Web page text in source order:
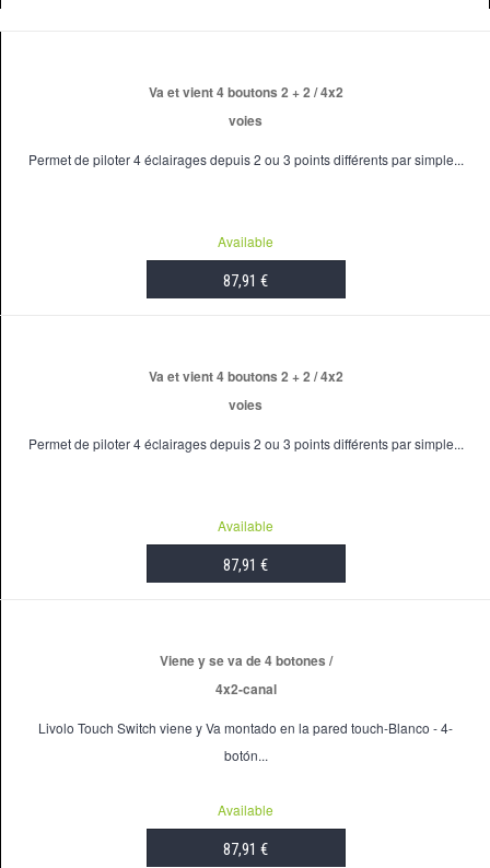
Va et vient 4 boutons 2 + 2 / 4x2
voies
Permet de piloter 4 éclairages depuis 2 ou 3 points différents par simple...
Available
87,91 €
Va et vient 4 boutons 2 + 2 / 4x2
voies
Permet de piloter 4 éclairages depuis 2 ou 3 points différents par simple...
Available
87,91 €
Viene y se va de 4 botones /
4x2-canal
Livolo Touch Switch viene y Va montado en la pared touch-Blanco - 4-
botón...
Available
87,91 €